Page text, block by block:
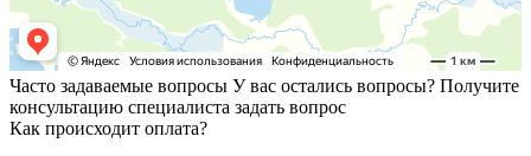
Часто задаваемые вопросы У вас остались вопросы? Получите
консультацию специалиста задать вопрос
Как происходит оплата?